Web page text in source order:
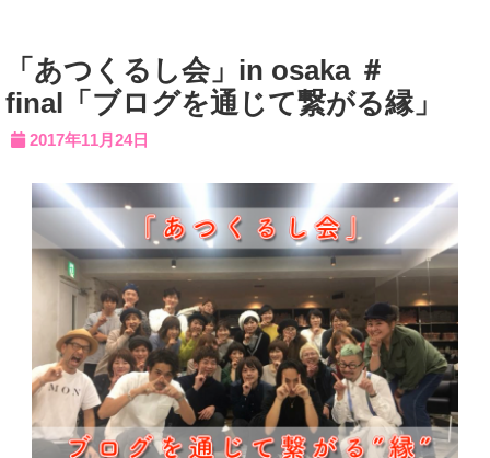
「あつくるし会」in osaka ＃
final「ブログを通じて繋がる縁」
2017年11月24日